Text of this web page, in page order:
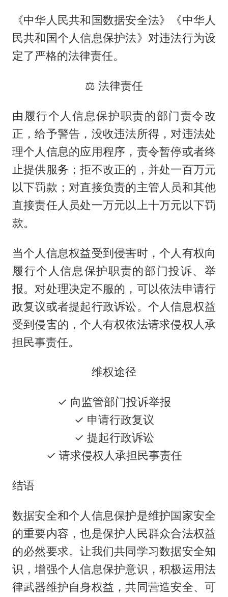
《中华人民共和国数据安全法》《中华人
民共和国个人信息保护法》对违法行为设
定了严格的法律责任。
⚖️ 法律责任
由履行个人信息保护职责的部门责令改
正，给予警告，没收违法所得，对违法处
理个人信息的应用程序，责令暂停或者终
止提供服务；拒不改正的，并处一百万元
以下罚款；对直接负责的主管人员和其他
直接责任人员处一万元以上十万元以下罚
款。
当个人信息权益受到侵害时，个人有权向
履行个人信息保护职责的部门投诉、举
报。对处理决定不服的，可以依法申请行
政复议或者提起行政诉讼。个人信息权益
受到侵害的，个人有权依法请求侵权人承
担民事责任。
维权途径
✓ 向监管部门投诉举报
✓ 申请行政复议
✓ 提起行政诉讼
✓ 请求侵权人承担民事责任
结语
数据安全和个人信息保护是维护国家安全
的重要内容，也是保护人民群众合法权益
的必然要求。让我们共同学习数据安全知
识，增强个人信息保护意识，积极运用法
律武器维护自身权益，共同营造安全、可